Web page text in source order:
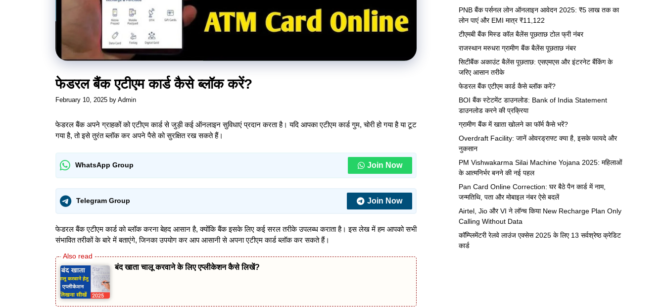
फेडरल बैंक एटीएम कार्ड कैसे ब्लॉक करें?
February 10, 2025 by Admin
फेडरल बैंक अपने ग्राहकों को एटीएम कार्ड से जुड़ी कई ऑनलाइन सुविधाएं प्रदान करता है। यदि आपका एटीएम कार्ड गुम, चोरी हो गया है या टूट
गया है, तो इसे तुरंत ब्लॉक कर अपने पैसे को सुरक्षित रख सकते हैं।
WhatsApp Group Join Now
Telegram Group Join Now
फेडरल बैंक एटीएम कार्ड को ब्लॉक करना बेहद आसान है, क्योंकि बैंक इसके लिए कई सरल तरीके उपलब्ध कराता है। इस लेख में हम आपको सभी
संभावित तरीकों के बारे में बताएंगे, जिनका उपयोग कर आप आसानी से अपना एटीएम कार्ड ब्लॉक कर सकते हैं।
बंद खाता चालू करवाने के लिए एप्लीकेशन कैसे लिखें?
PNB बैंक पर्सनल लोन ऑनलाइन आवेदन 2025: ₹5 लाख तक का
लोन पाएं और EMI मात्र ₹11,122
टीएमबी बैंक मिस्ड कॉल बैलेंस पूछताछ टोल फ्री नंबर
राजस्थान मरुधरा ग्रामीण बैंक बैलेंस पूछताछ नंबर
सिटीबैंक अकाउंट बैलेंस पूछताछ: एसएमएस और इंटरनेट बैंकिंग के
जरिए आसान तरीके
फेडरल बैंक एटीएम कार्ड कैसे ब्लॉक करें?
BOI बैंक स्टेटमेंट डाउनलोड: Bank of India Statement
डाउनलोड करने की प्रक्रिया
ग्रामीण बैंक में खाता खोलने का फॉर्म कैसे भरें?
Overdraft Facility: जानें ओवरड्राफ्ट क्या है, इसके फायदे और
नुकसान
PM Vishwakarma Silai Machine Yojana 2025: महिलाओं
के आत्मनिर्भर बनने की नई पहल
Pan Card Online Correction: घर बैठे पैन कार्ड में नाम,
जन्मतिथि, पता और मोबाइल नंबर ऐसे बदलें
Airtel, Jio और VI ने लॉन्च किया New Recharge Plan Only
Calling Without Data
कॉम्प्लिमेंटरी रेलवे लाउंज एक्सेस 2025 के लिए 13 सर्वश्रेष्ठ क्रेडिट
कार्ड